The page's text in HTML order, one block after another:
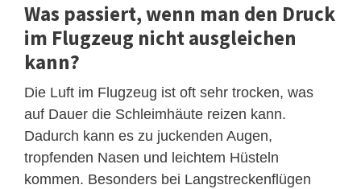
Was passiert, wenn man den Druck
im Flugzeug nicht ausgleichen
kann?
Die Luft im Flugzeug ist oft sehr trocken, was
auf Dauer die Schleimhäute reizen kann.
Dadurch kann es zu juckenden Augen,
tropfenden Nasen und leichtem Hüsteln
kommen. Besonders bei Langstreckenflügen